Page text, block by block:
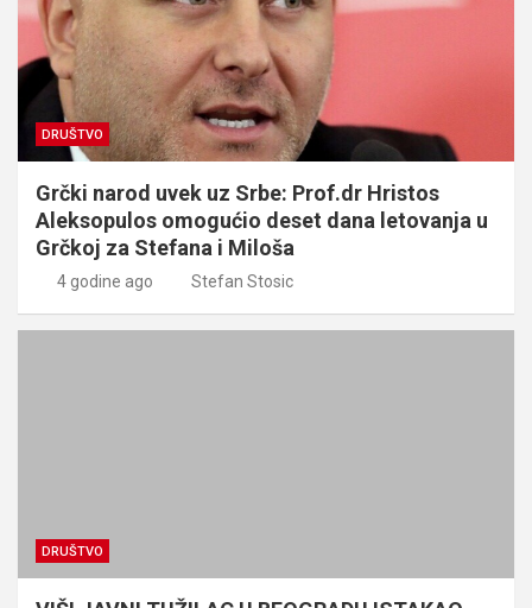
DRUŠTVO
Grčki narod uvek uz Srbe: Prof.dr Hristos
Aleksopulos omogućio deset dana letovanja u
Grčkoj za Stefana i Miloša
4 godine ago Stefan Stosic
DRUŠTVO